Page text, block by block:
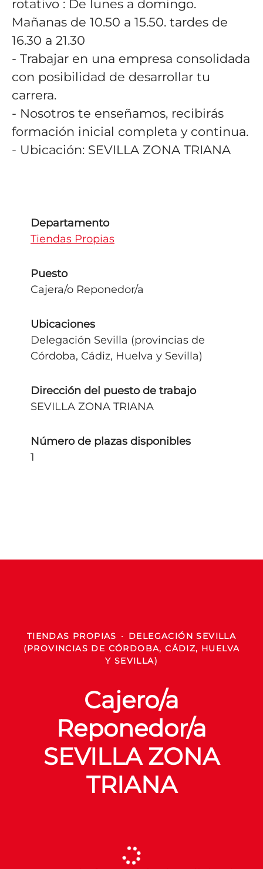
rotativo : De lunes a domingo.
Mañanas de 10.50 a 15.50. tardes de
16.30 a 21.30
- Trabajar en una empresa consolidada
con posibilidad de desarrollar tu
carrera.
- Nosotros te enseñamos, recibirás
formación inicial completa y continua.
- Ubicación: SEVILLA ZONA TRIANA
Departamento
Tiendas Propias
Puesto
Cajera/o Reponedor/a
Ubicaciones
Delegación Sevilla (provincias de
Córdoba, Cádiz, Huelva y Sevilla)
Dirección del puesto de trabajo
SEVILLA ZONA TRIANA
Número de plazas disponibles
1
TIENDAS PROPIAS ·
DELEGACIÓN SEVILLA
(PROVINCIAS DE CÓRDOBA, CÁDIZ, HUELVA
Y SEVILLA)
Cajero/a
Reponedor/a
SEVILLA ZONA
TRIANA